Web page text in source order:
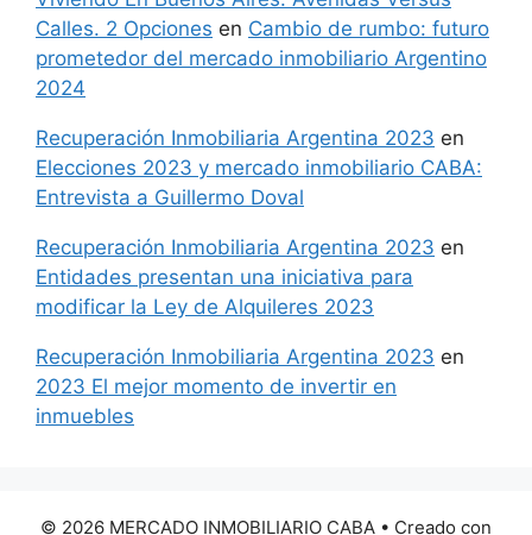
Calles. 2 Opciones en Cambio de rumbo: futuro
prometedor del mercado inmobiliario Argentino
2024
Recuperación Inmobiliaria Argentina 2023 en
Elecciones 2023 y mercado inmobiliario CABA:
Entrevista a Guillermo Doval
Recuperación Inmobiliaria Argentina 2023 en
Entidades presentan una iniciativa para
modificar la Ley de Alquileres 2023
Recuperación Inmobiliaria Argentina 2023 en
2023 El mejor momento de invertir en
inmuebles
© 2026 MERCADO INMOBILIARIO CABA • Creado con